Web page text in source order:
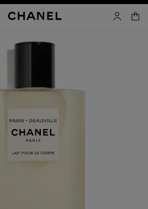
cuenta
carrito